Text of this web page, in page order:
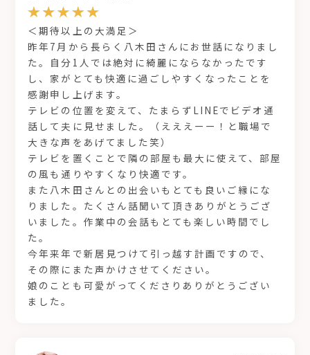
＜期待以上の大満足＞
昨年7月から長らく八木田さんにお世話になりまし
た。自分1人では絶対に綺麗にならなかったです
し、家がとても快適に過ごしやすくなったことを
感謝申し上げます。
テレビの位置を変えて、たまらずLINEでビデオ通
話して夫に見せました。（えええーー！と職場で
大きな声をあげてました笑）
テレビを置くことで隣の部屋も最大に使えて、部屋
の風も通りやすくなり快適です。
また八木田さんとの出会いもとても良いご縁にな
りました。たくさん話聞いて頂きありがとうござ
いました。作業中の会話もとても楽しい時間でし
た。
今年来年で新居見つけて引っ越す計画ですので、
その際にまた声かけさせてください。
娘のことも可愛がってくださりありがとうござい
ました。